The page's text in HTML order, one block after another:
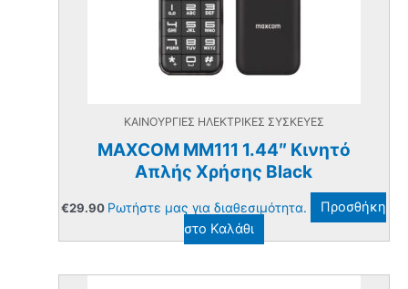
ΚΑΙΝΟΥΡΓΙΕΣ ΗΛΕΚΤΡΙΚΕΣ ΣΥΣΚΕΥΕΣ
MAXCOM MM111 1.44″ Κινητό
Απλής Χρήσης Black
€29.90 Ρωτήστε μας για διαθεσιμότητα.
Προσθήκη
στο Καλάθι